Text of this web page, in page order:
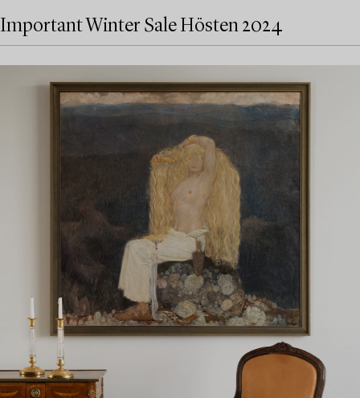
Important Winter Sale Hösten 2024